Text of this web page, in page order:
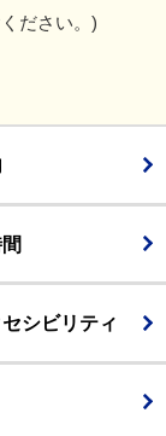
ださい。)
シビリティ